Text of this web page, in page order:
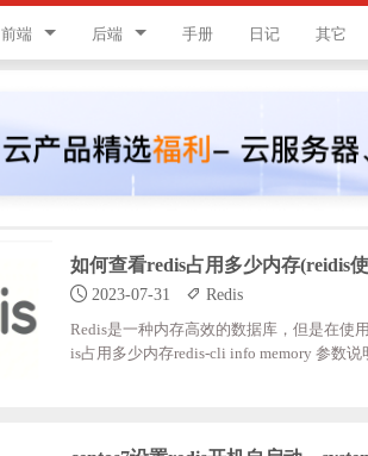
前端
JavaScript
Style
Vue
后端
ThinkPHP8
ThinkPHP6
ThinkPHP
Laravel
手册 日记 其它
如何查看redis占用多少内存(reidis
2023-07-31 Redis
Redis是一种内存高效的数据库，但是在使
is占用多少内存redis-cli info memory 参数